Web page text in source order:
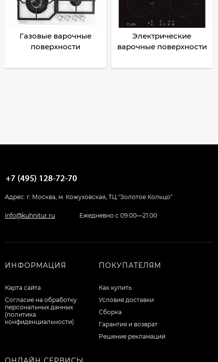
Газовые варочные
поверхности
Электрические
варочные поверхности
Адрес: г. Москва, м. Кожуховская, ТЦ "Золотое Кольцо"
info@kuhnitur.ru Ежедневно с 09:00—21:00
ИНФОРМАЦИЯ
Карта сайта
Согласие на обработку
персональных данных
(политика
конфиденциальности)
ПОКУПАТЕЛЯМ
Как купить
Условия доставки
Сборка
Гарантия и возврат
Решение рекламаций